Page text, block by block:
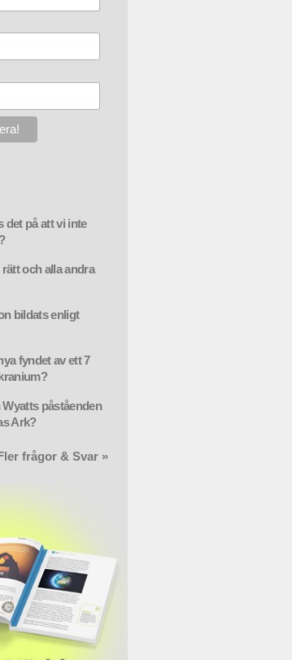
det på att vi inte
och alla andra
bildats enligt
fyndet av ett 7
påståenden
Ark?
Fler frågor & Svar »